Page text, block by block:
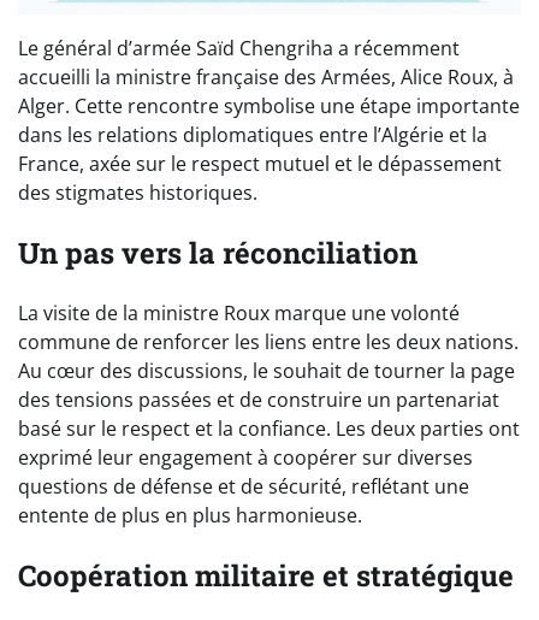
Le général d’armée Saïd Chengriha a récemment
accueilli la ministre française des Armées, Alice Roux, à
Alger. Cette rencontre symbolise une étape importante
dans les relations diplomatiques entre l’Algérie et la
France, axée sur le respect mutuel et le dépassement
des stigmates historiques.
Un pas vers la réconciliation
La visite de la ministre Roux marque une volonté
commune de renforcer les liens entre les deux nations.
Au cœur des discussions, le souhait de tourner la page
des tensions passées et de construire un partenariat
basé sur le respect et la confiance. Les deux parties ont
exprimé leur engagement à coopérer sur diverses
questions de défense et de sécurité, reflétant une
entente de plus en plus harmonieuse.
Coopération militaire et stratégique